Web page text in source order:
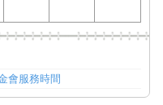
會服務時間